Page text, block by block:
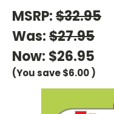
MSRP:$32.95
Was:$27.95
Now: $26.95
(You save$6.00)